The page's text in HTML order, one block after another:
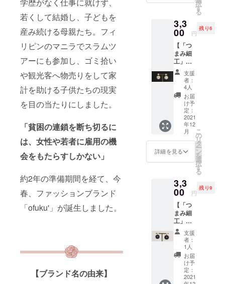
若くして結婚し、子どもを
産み続ける母親たち。フィ
リピンのマニラでスラムツ
アーにも参加し、ゴミ拾い
や観光客へ物売りをして家
計を助ける子供たちの現実
を目の当たりにしました。
「貧困の連鎖を断ち切るに
は、 女性や若者に雇用の機
会をもたらすしかない」
約2年の準備期間を経て、今
春、ファッションブランド
「ofuku'」が誕生しました。
【ブランド名の由来】
択
す
る
3,3
00 円
残り6
【「つ
まみ細
工」ピ
アスま
たはイ
ヤリン
グ（白
色・剣
つま
み）】
「つま
み細
工」の
一輪
が、上
品で華
な、
「ofuku
'」オリ
ジナル
デザイ
ンのイ
ヤーア
クセサ
リー。
上品で
洗練さ
れたデ
ザイン
支援
者：
4人
お届
け予
定：
2021
年12
月
詳細を見る
こ
の
リ
タ
ー
ン
を
選
択
す
る
3,3
00 円
残り9
【「つ
まみ細
工」ピ
アスま
たはイ
ヤリン
グ（黒
色・丸
つま
み）】
支援
者：
1人
お届
け予
定：
2021